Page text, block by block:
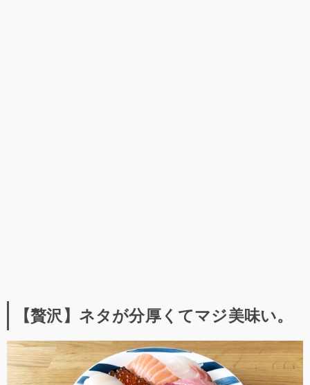
【贅沢】ネタが分厚くてマジ美味い。